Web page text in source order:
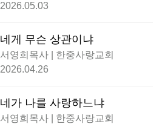
2026.05.03
네게 무슨 상관이냐
서영희목사 | 한중사랑교회
2026.04.26
네가 나를 사랑하느냐
서영희목사 | 한중사랑교회